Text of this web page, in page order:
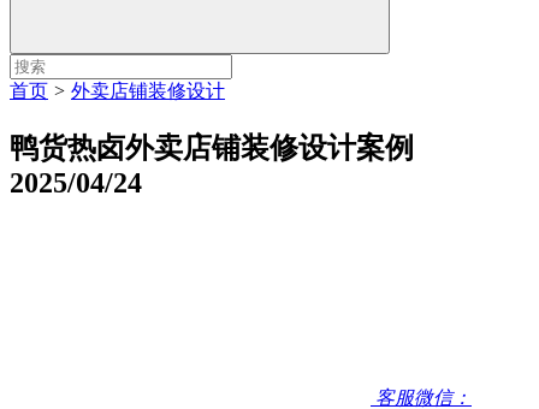
首页 > 外卖店铺装修设计
鸭货热卤外卖店铺装修设计案例
2025/04/24
客服微信：